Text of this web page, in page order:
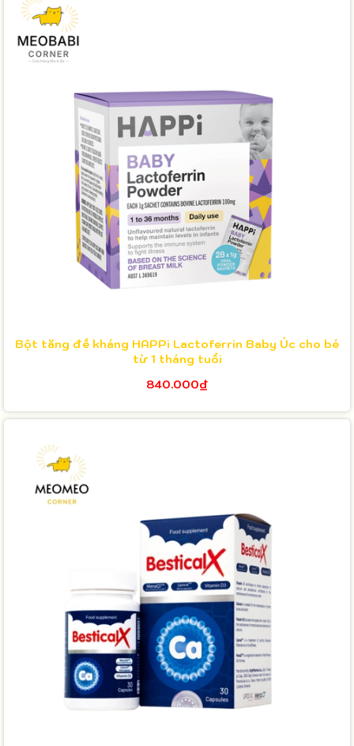
Bột tăng đề kháng HAPPi Lactoferrin Baby Úc cho bé
từ 1 tháng tuổi
840.000₫